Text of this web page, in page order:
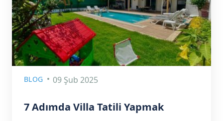
BLOG 09 Şub 2025
7 Adımda Villa Tatili Yapmak